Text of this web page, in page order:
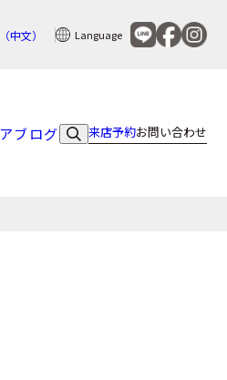
中文） Language
ブログ 来店予約お問い合わせ